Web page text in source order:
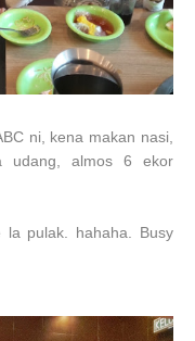
ni, kena makan nasi,
udang, almos 6 ekor
pulak. hahaha. Busy